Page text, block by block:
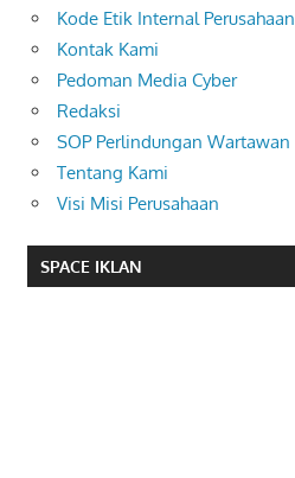
Kode Etik Internal Perusahaan
Kontak Kami
Pedoman Media Cyber
Redaksi
SOP Perlindungan Wartawan
Tentang Kami
Visi Misi Perusahaan
SPACE IKLAN